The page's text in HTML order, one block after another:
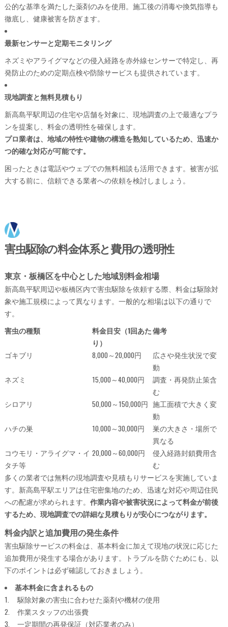
公的な基準を満たした薬剤のみを使用。施工後の消毒や換気指導も
徹底し、健康被害を防ぎます。
最新センサーと定期モニタリング
ネズミやアライグマなどの侵入経路を赤外線センサーで特定し、再
発防止のための定期点検や防除サービスも提供されています。
現地調査と無料見積もり
新高島平駅周辺の住宅や店舗を対象に、現地調査の上で最適なプラ
ンを提案し、料金の透明性を確保します。
プロ業者は、地域の特性や建物の構造を熟知しているため、迅速か
つ的確な対応が可能です。
困ったときは電話やウェブでの無料相談も活用できます。被害が拡
大する前に、信頼できる業者への依頼を検討しましょう。
害虫駆除の料金体系と費用の透明性
東京・板橋区を中心とした地域別料金相場
新高島平駅周辺や板橋区内で害虫駆除を依頼する際、料金は駆除対
象や施工規模によって異なります。一般的な相場は以下の通りで
す。
害虫の種類
料金目安（1回あた
り）
備考
ゴキブリ 8,000～20,000円
広さや発生状況で変
動
ネズミ
15,000～40,000円
調査・再発防止策含
む
シロアリ
50,000～150,000円 施工面積で大きく変
動
ハチの巣
10,000～30,000円
巣の大きさ・場所で
異なる
コウモリ・アライグマ・イ
タチ等
20,000～60,000円
侵入経路封鎖費用含
む
多くの業者では無料の現地調査や見積もりサービスを実施していま
す。新高島平駅エリアは住宅密集地のため、迅速な対応や周辺住民
への配慮が求められます。 作業内容や被害状況によって料金が前後
するため、現地調査での詳細な見積もりが安心につながります。
料金内訳と追加費用の発生条件
害虫駆除サービスの料金は、基本料金に加えて現地の状況に応じた
追加費用が発生する場合があります。トラブルを防ぐためにも、以
下のポイントは必ず確認しておきましょう。
基本料金に含まれるもの
駆除対象の害虫に合わせた薬剤や機材の使用
作業スタッフの出張費
一定期間の再発保証（対応業者のみ）